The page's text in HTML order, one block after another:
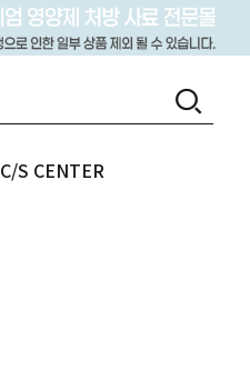
C/S CENTER